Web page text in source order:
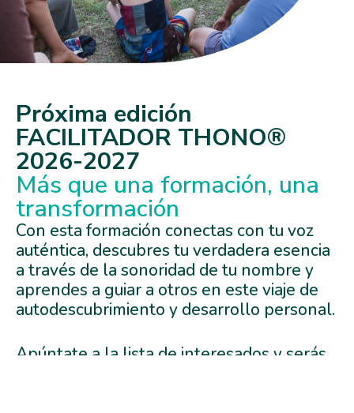
Próxima edición
FACILITADOR THONO®
2026-2027
Más que una formación, una
transformación
Con esta formación conectas con tu voz
auténtica, descubres tu verdadera esencia
a través de la sonoridad de tu nombre y
aprendes a guiar a otros en este viaje de
autodescubrimiento y desarrollo personal.
Apúntate a la lista de interesados y serás